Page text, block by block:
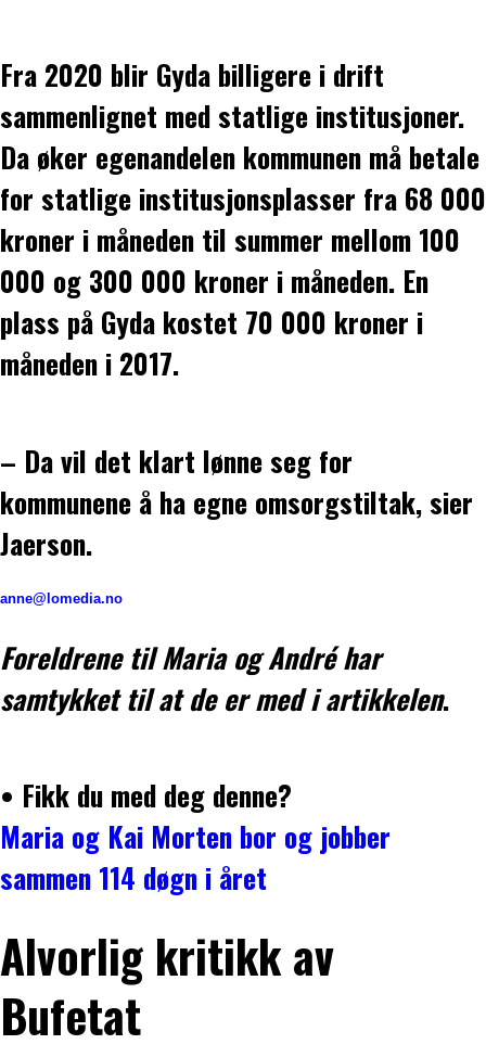
Fra 2020 blir Gyda billigere i drift
sammenlignet med statlige institusjoner.
Da øker egenandelen kommunen må betale
for statlige institusjonsplasser fra 68 000
kroner i måneden til summer mellom 100
000 og 300 000 kroner i måneden. En
plass på Gyda kostet 70 000 kroner i
måneden i 2017.
– Da vil det klart lønne seg for
kommunene å ha egne omsorgstiltak, sier
Jaerson.
anne@lomedia.no
Foreldrene til Maria og André har
samtykket til at de er med i artikkelen.
• Fikk du med deg denne?
Maria og Kai Morten bor og jobber
sammen 114 døgn i året
Alvorlig kritikk av
Bufetat